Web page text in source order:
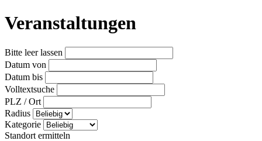
Veranstaltungen
Bitte leer lassen
Datum von
Datum bis
Volltextsuche
PLZ / Ort
Radius
Kategorie
Standort ermitteln